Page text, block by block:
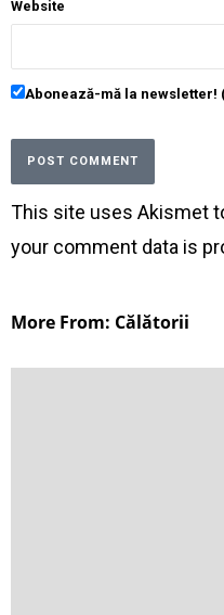
Website
Abonează-mă la newsletter!
This site uses Akismet
your comment data is
More From: Călătorii